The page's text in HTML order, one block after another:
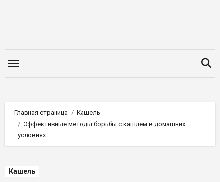
Главная страница
Кашель
Эффективные методы борьбы с кашлем в домашних
условиях
Кашель